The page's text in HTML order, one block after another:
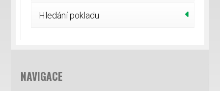
Hledání pokladu
NAVIGACE